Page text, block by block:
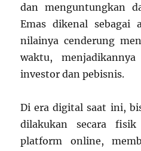
dan menguntungkan
Emas dikenal sebagai
nilainya cenderung
waktu,
investor dan pebisnis.
Di era digital saat ini,
dilakukan secara
platform online,